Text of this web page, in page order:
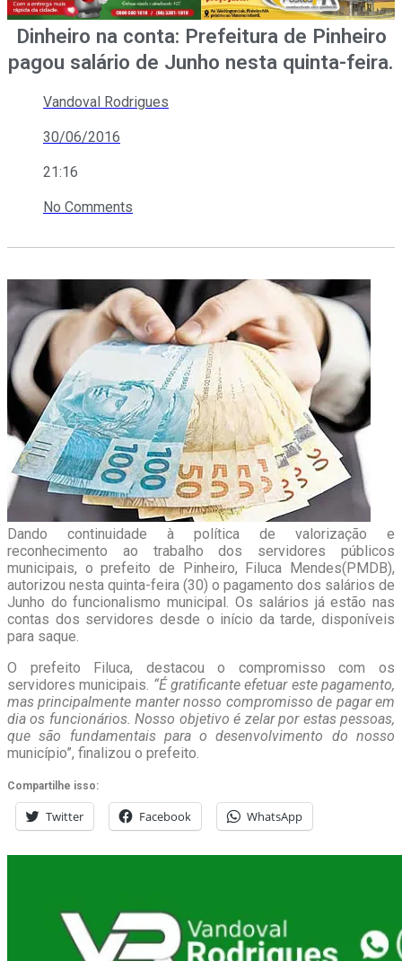
Dinheiro na conta: Prefeitura de Pinheiro
pagou salário de Junho nesta quinta-feira.
Vandoval Rodrigues
30/06/2016
21:16
No Comments
Dando continuidade à política de valorização e
reconhecimento ao trabalho dos servidores públicos
municipais, o prefeito de Pinheiro, Filuca Mendes(PMDB),
autorizou nesta quinta-feira (30) o pagamento dos salários de
Junho do funcionalismo municipal. Os salários já estão nas
contas dos servidores desde o início da tarde, disponíveis
para saque.
O prefeito Filuca, destacou o compromisso com os
servidores municipais. “É gratificante efetuar este pagamento,
mas principalmente manter nosso compromisso de pagar em
dia os funcionários. Nosso objetivo é zelar por estas pessoas,
que são fundamentais para o desenvolvimento do nosso
município”, finalizou o prefeito.
Compartilhe isso:
Twitter Facebook WhatsApp